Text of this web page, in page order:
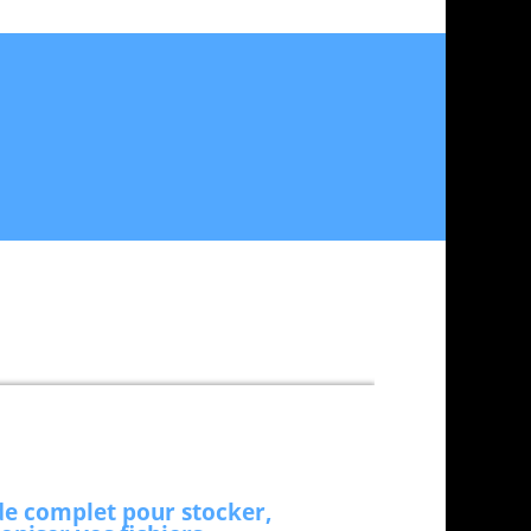
payantes sont également explorés,
offrant des conseils, des astuces, et des
complet pour stocker,